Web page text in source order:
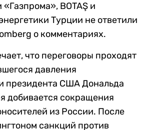
BOTAŞ и
Турции не ответили
о комментариях.
что переговоры проходят
давления
президента США Дональда
добивается сокращения
из России. После
санкций против